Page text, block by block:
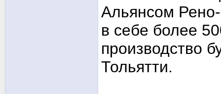
Альянсом
в себе более
производство
Тольятти.